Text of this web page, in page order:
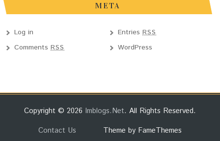
META
Log in Entries RSS
CommentsRSS WordPress
Copyright © 2026 Imblogs.net. All Rights Reserved.
Contact Us
Theme by FameThemes